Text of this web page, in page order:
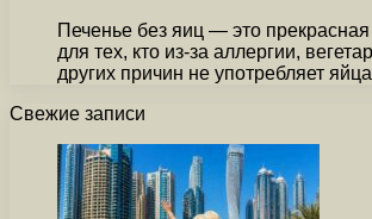
Печенье без яиц — это прекрасная
для тех, кто из-за аллергии,
других причин не употребляет
Свежие записи